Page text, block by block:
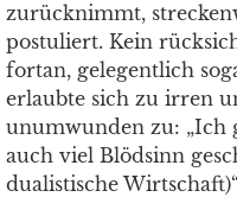
zurücknimmt,
postuliert. Kein
fortan, gelegentlich
erlaubte sich zu irren
unumwunden zu: „Ich
auch viel Blödsinn
dualistische